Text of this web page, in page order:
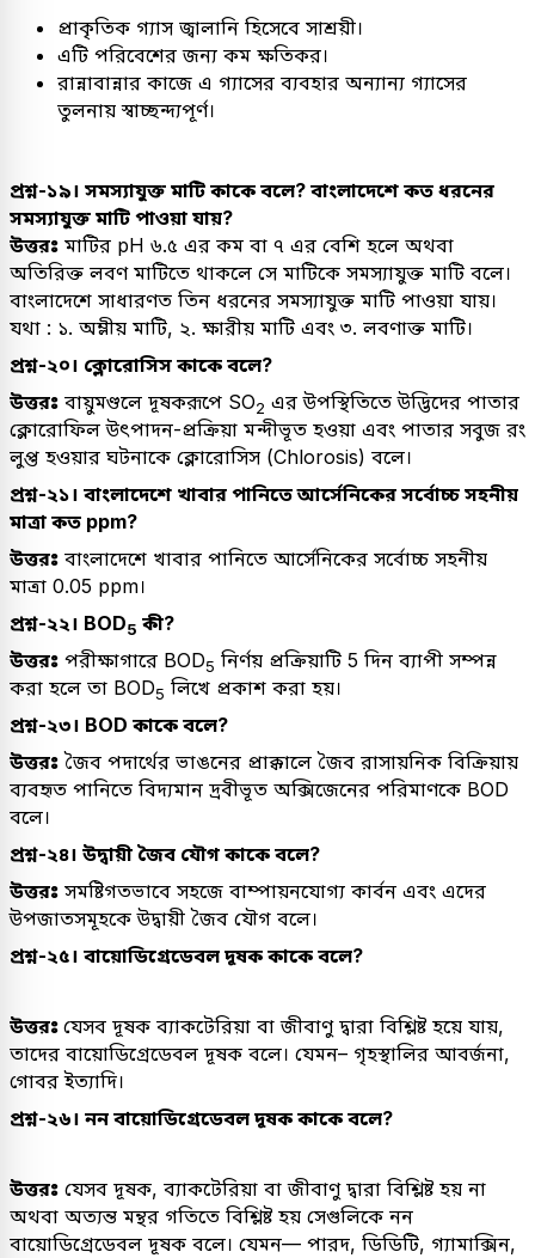
প্রাকৃতিক গ্যাস জ্বালানি হিসেবে সাশ্রয়ী।
এটি পরিবেশের জন্য কম ক্ষতিকর।
রান্নাবান্নার কাজে এ গ্যাসের ব্যবহার অন্যান্য গ্যাসের
তুলনায় স্বাচ্ছন্দ্যপূর্ণ।
প্রশ্ন-১৯। সমস্যাযুক্ত মাটি কাকে বলে? বাংলাদেশে কত ধরনের
সমস্যাযুক্ত মাটি পাওয়া যায়?
উত্তরঃ মাটির pH ৬.৫ এর কম বা ৭ এর বেশি হলে অথবা
অতিরিক্ত লবণ মাটিতে থাকলে সে মাটিকে সমস্যাযুক্ত মাটি বলে।
বাংলাদেশে সাধারণত তিন ধরনের সমস্যাযুক্ত মাটি পাওয়া যায়।
যথা : ১. অম্লীয় মাটি, ২. ক্ষারীয় মাটি এবং ৩. লবণাক্ত মাটি।
প্রশ্ন-২০। ক্লোরোসিস কাকে বলে?
উত্তরঃ বায়ুমণ্ডলে দূষকরূপে SO2 এর উপস্থিতিতে উদ্ভিদের পাতার
ক্লোরোফিল উৎপাদন-প্রক্রিয়া মন্দীভূত হওয়া এবং পাতার সবুজ রং
লুপ্ত হওয়ার ঘটনাকে ক্লোরোসিস (Chlorosis) বলে।
প্রশ্ন-২১। বাংলাদেশে খাবার পানিতে আর্সেনিকের সর্বোচ্চ সহনীয়
মাত্রা কত ppm?
উত্তরঃ বাংলাদেশে খাবার পানিতে আর্সেনিকের সর্বোচ্চ সহনীয়
মাত্রা 0.05 ppm।
প্রশ্ন-২২। BOD5 কী?
উত্তরঃ পরীক্ষাগারে BOD5 নির্ণয় প্রক্রিয়াটি 5 দিন ব্যাপী সম্পন্ন
করা হলে তা BOD5 লিখে প্রকাশ করা হয়।
প্রশ্ন-২৩। BOD কাকে বলে?
উত্তরঃ জৈব পদার্থের ভাঙনের প্রাক্কালে জৈব রাসায়নিক বিক্রিয়ায়
ব্যবহৃত পানিতে বিদ্যমান দ্রবীভূত অক্সিজেনের পরিমাণকে BOD
বলে।
প্রশ্ন-২৪। উদ্বায়ী জৈব যৌগ কাকে বলে?
উত্তরঃ সমষ্টিগতভাবে সহজে বাম্পায়নযোগ্য কার্বন এবং এদের
উপজাতসমূহকে উদ্বায়ী জৈব যৌগ বলে।
প্রশ্ন-২৫। বায়োডিগ্রেডেবল দূষক কাকে বলে?
উত্তরঃ যেসব দূষক ব্যাকটেরিয়া বা জীবাণু দ্বারা বিশ্লিষ্ট হয়ে যায়,
তাদের বায়োডিগ্রেডেবল দূষক বলে। যেমন– গৃহস্থালির আবর্জনা,
গোবর ইত্যাদি।
প্রশ্ন-২৬। নন বায়োডিগ্রেডেবল দূষক কাকে বলে?
উত্তরঃ যেসব দূষক, ব্যাকটেরিয়া বা জীবাণু দ্বারা বিশ্লিষ্ট হয় না
অথবা অত্যন্ত মন্থর গতিতে বিশ্লিষ্ট হয় সেগুলিকে নন
বায়োডিগ্রেডেবল দূষক বলে। যেমন— পারদ, ডিডিটি, গ্যামাক্সিন,